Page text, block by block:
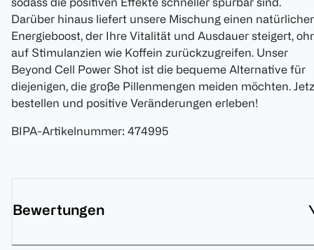
Darüber hinaus liefert unsere Mischung einen
Energieboost, der Ihre Vitalität und Ausdauer steigert,
auf Stimulanzien wie Koffein zurückzugreifen. Unser
Beyond Cell Power Shot ist die bequeme Alternative für
diejenigen, die große Pillenmengen meiden möchten.
bestellen und positive Veränderungen erleben!
BIPA-Artikelnummer: 474995
Bewertungen